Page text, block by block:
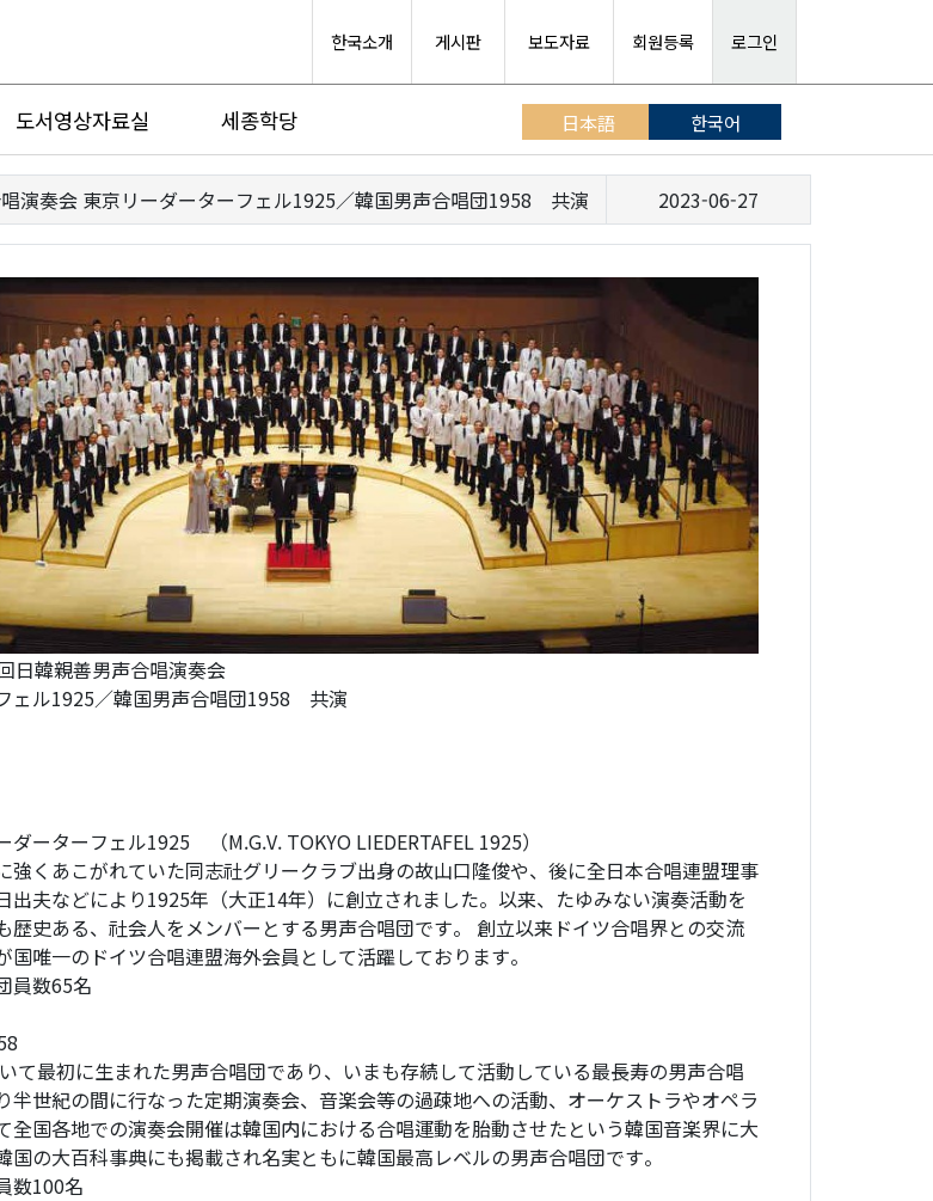
한국소개 게시판 보도자료 회원등록 로그인
도서영상자료실 세종학당 日本語 한국어
演奏会 東京リーダーターフェル1925／韓国男声合唱団1958 共演 2023-06-27
日韓親善男声合唱演奏会
ェル1925／韓国男声合唱団1958 共演
ダーターフェル1925 （M.G.V. TOKYO LIEDERTAFEL 1925）
強くあこがれていた同志社グリークラブ出身の故山口隆俊や、後に全日本合唱連盟理事
出夫などにより1925年（大正14年）に創立されました。以来、たゆみない演奏活動を
歴史ある、社会人をメンバーとする男声合唱団です。 創立以来ドイツ合唱界との交流
国唯一のドイツ合唱連盟海外会員として活躍しております。
員数65名
て最初に生まれた男声合唱団であり、いまも存続して活動している最長寿の男声合唱
半世紀の間に行なった定期演奏会、音楽会等の過疎地への活動、オーケストラやオペラ
全国各地での演奏会開催は韓国内における合唱運動を胎動させたという韓国音楽界に大
国の大百科事典にも掲載され名実ともに韓国最高レベルの男声合唱団です。
数100名